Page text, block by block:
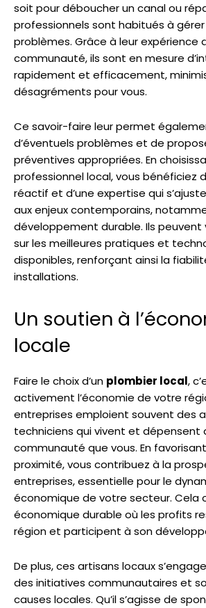
soit pour déboucher un canal ou
professionnels sont habitués à
problèmes. Grâce à leur expérience
communauté, ils sont en mesure
rapidement et efficacement,
désagréments pour vous.
Ce savoir-faire leur permet
d’éventuels problèmes et de
préventives appropriées. En
professionnel local, vous bénéficiez
réactif et d’une expertise qui
aux enjeux contemporains,
développement durable. Ils peuvent
sur les meilleures pratiques et
disponibles, renforçant ainsi la
installations.
Un soutien à
locale
Faire le choix d’un plombier local,
activement l’économie de votre
entreprises emploient souvent des
techniciens qui vivent et dépensent
communauté que vous. En
proximité, vous contribuez à la
entreprises, essentielle pour le
économique de votre secteur. Cela
économique durable où les profits
région et participent à son
De plus, ces artisans locaux
des initiatives communautaires et
causes locales. Qu’il s’agisse de